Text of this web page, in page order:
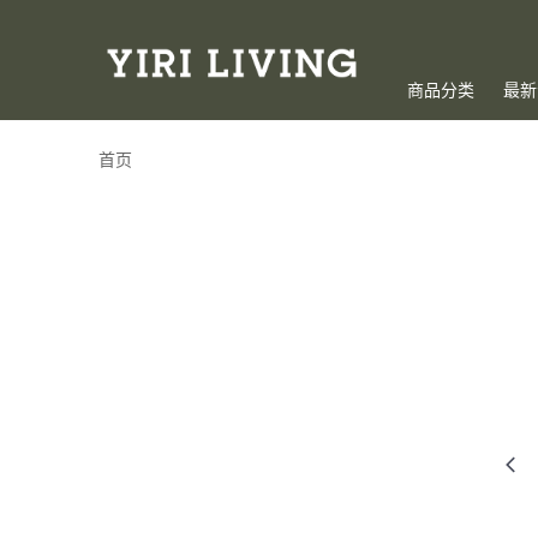
商品分类 最
首页